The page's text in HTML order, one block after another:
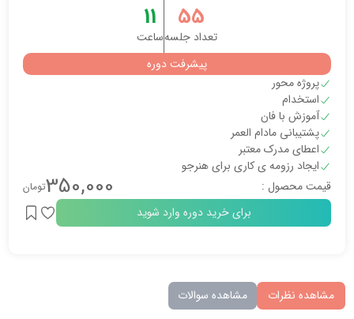
55
تعداد جلسه
11
ساعت
پیشرفت دوره
پروژه محور
استخدام
آموزش با فان
پشتیبانی مادام العمر
اعطای مدرک معتبر
ایجاد رزومه ی کاری برای هنرجو
قیمت محصول :
350,000تومان
برای خرید دوره وارد شوید
مشاهده نظرات مشاهده سوالات